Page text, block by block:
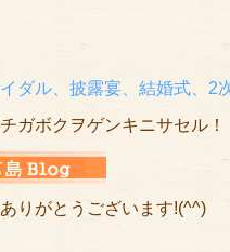
ダル、披露宴、結婚式、2
ガボクヲゲンキニサセル！
りがとうございます!(^^)